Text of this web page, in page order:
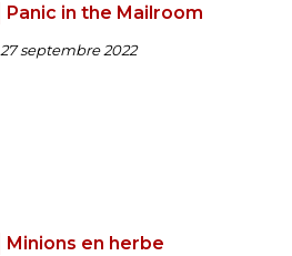
Panic in the Mailroom
27 septembre 2022
Minions en herbe